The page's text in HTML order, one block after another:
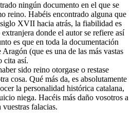
ningún documento en el que se
reino. Habéis encontrado alguna que
XVII hacia atrás, la fiabilidad es
donde el autor se refiere así
es que en toda la documentación
(que es una de las más vastas
cita así.
sido reino otorgase o restase
cosa. Qué más da, es absolutamente
la personalidad histórica catalana,
niega. Hacéis más daño vosotros a
falacias.